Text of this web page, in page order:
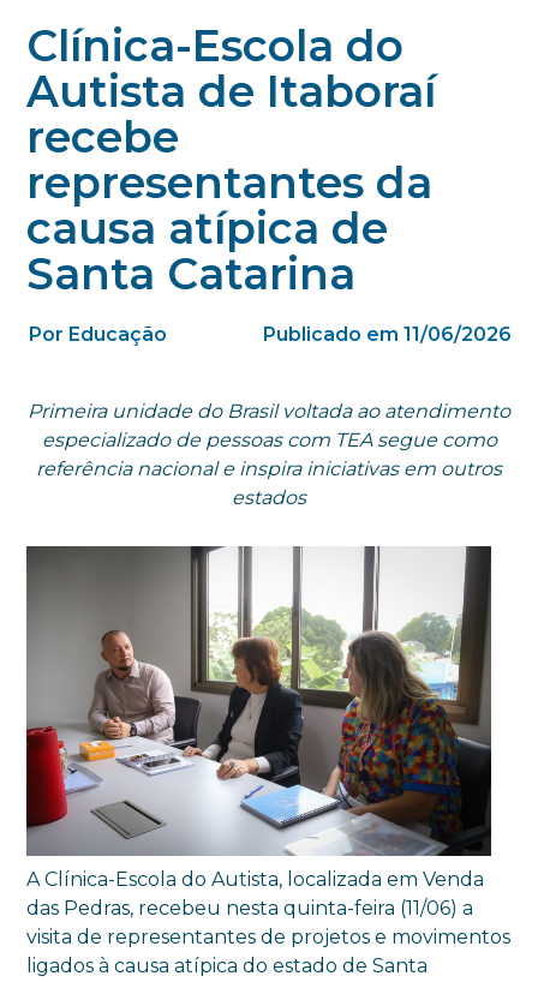
Clínica-Escola do
Autista de Itaboraí
recebe
representantes da
causa atípica de
Santa Catarina
Por Educação Publicado em 11/06/2026
Primeira unidade do Brasil voltada ao atendimento
especializado de pessoas com TEA segue como
referência nacional e inspira iniciativas em outros
estados
A Clínica-Escola do Autista, localizada em Venda
das Pedras, recebeu nesta quinta-feira (11/06) a
visita de representantes de projetos e movimentos
ligados à causa atípica do estado de Santa